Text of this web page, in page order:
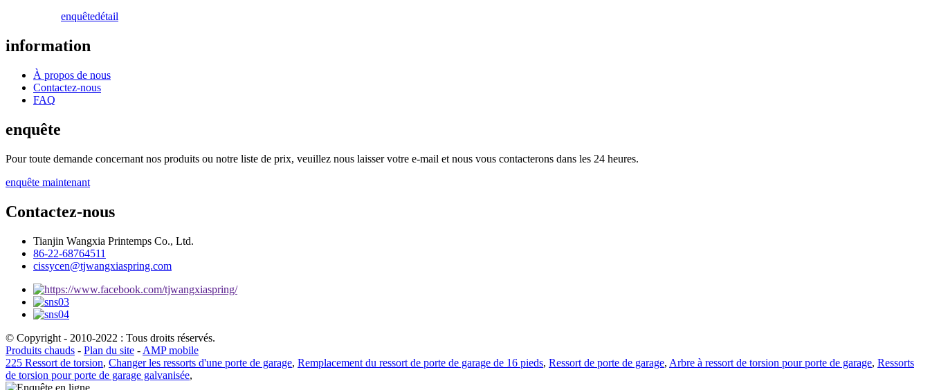
enquêtedétail
information
À propos de nous
Contactez-nous
FAQ
enquête
Pour toute demande concernant nos produits ou notre liste de prix, veuillez nous laisser votre e-mail et nous vous contacterons dans les 24 heures.
enquête maintenant
Contactez-nous
Tianjin Wangxia Printemps Co., Ltd.
86-22-68764511
cissycen@tjwangxiaspring.com
© Copyright - 2010-2022 : Tous droits réservés.
Produits chauds - Plan du site - AMP mobile
225 Ressort de torsion, Changer les ressorts d'une porte de garage, Remplacement du ressort de porte de garage de 16 pieds, Ressort de porte de garage, Arbre à ressort de torsion pour porte de garage, Ressorts
de torsion pour porte de garage galvanisée,